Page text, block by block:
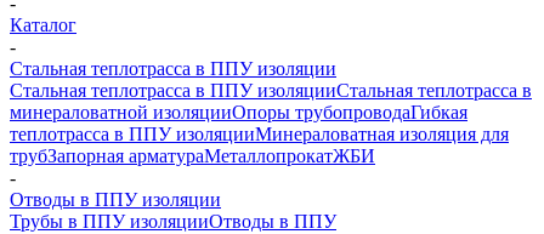
Каталог
-
Стальная теплотрасса в ППУ изоляции
Стальная теплотрасса в ППУ изоляцииСтальная теплотрасса в
минераловатной изоляцииОпоры трубопроводаГибкая
теплотрасса в ППУ изоляцииМинераловатная изоляция для
трубЗапорная арматураМеталлопрокатЖБИ
-
Отводы в ППУ изоляции
Трубы в ППУ изоляцииОтводы в ППУ